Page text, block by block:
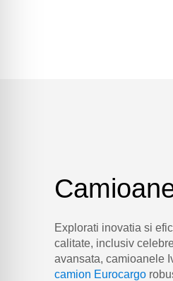
Explorati inovatia si
calitate, inclusiv
avansata, camioanele
camion Eurocargo